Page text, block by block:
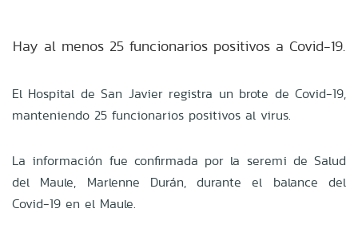
Hay al menos 25 funcionarios positivos a Covid-19.
El Hospital de San Javier registra un brote de Covid-19,
manteniendo 25 funcionarios positivos al virus.
La información fue confirmada por la seremi de Salud
del Maule, Marlenne Durán, durante el balance del
Covid-19 en el Maule.